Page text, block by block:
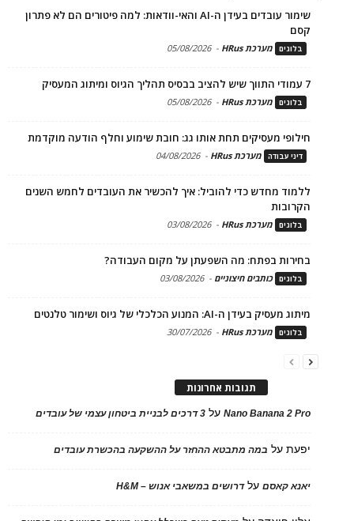
שימור עובדים בעידן ה-AI והאי-וודאות: למה פיטורים הם לא פתרון
קסם
בלוגים מערכת HRus -
05/08/2026
7 עמודי התווך שיש להציב בבסיס תהליך הגיוס ומיתוג המעסיק
בלוגים מערכת HRus -
05/08/2026
חילופי מעסיקים תחת אותו גג: חובת שימוע וחלף הודעה מוקדמת
דיני עבודה מערכת HRus -
04/08/2026
ללמוד מחדש כדי להוביל: איך להכשיר את העובדים לחמש השנים
הקרובות
בלוגים מערכת HRus -
03/08/2026
בחירות בפתח: מה השפעתן על מקום העבודה?
בלוגים כותבים חיצוניים -
03/08/2026
מיתוג מעסיק בעידן ה-AI: המנוע הכלכלי של גיוס ושימור טלנטים
בלוגים מערכת HRus -
30/07/2026
תגובות אחרונות
Nano Banana 2 Proעל 3 דרכים לבניית ביטחון עצמי של עובדים
יפעתעל במה מתבטא ההחזר על ההשקעה בהכשרת עובדים
יאנא קאסםעלדרושים במשאבי אנוש – H&M